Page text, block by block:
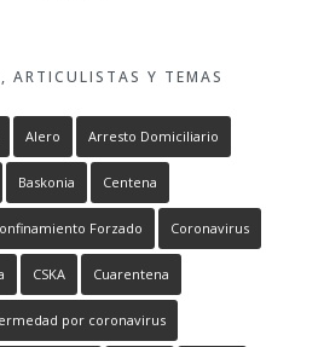
ARTICULISTAS Y TEMAS
Alero Arresto Domiciliario
Baskonia Centena
Forzado Coronavirus
CSKA Cuarentena
por coronavirus